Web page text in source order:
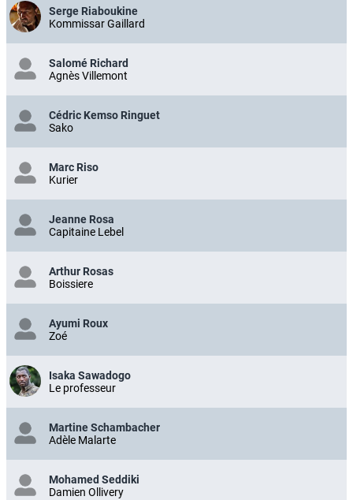
Serge Riaboukine
Kommissar Gaillard
Salomé Richard
Agnès Villemont
Cédric Kemso Ringuet
Sako
Marc Riso
Kurier
Jeanne Rosa
Capitaine Lebel
Arthur Rosas
Boissiere
Ayumi Roux
Zoé
Isaka Sawadogo
Le professeur
Martine Schambacher
Adèle Malarte
Mohamed Seddiki
Damien Ollivery